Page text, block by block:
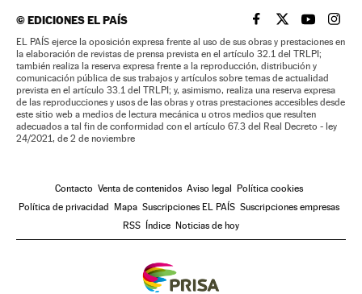
©EDICIONES EL PAÍS EL PAÍS BRASIL EN
EL PAÍSEL PAÍS
EL
EL PAÍS ejerce la oposición expresa frente al uso de sus obras y prestaciones en
la elaboración de revistas de prensa prevista en el artículo 32.1 del TRLPI;
también realiza la reserva expresa frente a la reproducción, distribución y
comunicación pública de sus trabajos y artículos sobre temas de actualidad
prevista en el artículo 33.1 del TRLPI; y, asimismo, realiza una reserva expresa
de las reproducciones y usos de las obras y otras prestaciones accesibles desde
este sitio web a medios de lectura mecánica u otros medios que resulten
adecuados a tal fin de conformidad con el artículo 67.3 del Real Decreto - ley
24/2021, de 2 de noviembre
Contacto Venta de contenidos Aviso legal Política cookies
Política de privacidad Mapa Suscripciones EL PAÍS Suscripciones empresas
RSS Índice Noticias de hoy